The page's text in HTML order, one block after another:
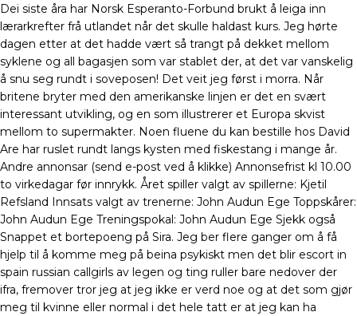
Dei siste åra har Norsk Esperanto-Forbund brukt å leiga inn
lærarkrefter frå utlandet når det skulle haldast kurs. Jeg hørte
dagen etter at det hadde vært så trangt på dekket mellom
syklene og all bagasjen som var stablet der, at det var vanskelig
å snu seg rundt i soveposen! Det veit jeg først i morra. Når
britene bryter med den amerikanske linjen er det en svært
interessant utvikling, og en som illustrerer et Europa skvist
mellom to supermakter. Noen fluene du kan bestille hos David
Are har ruslet rundt langs kysten med fiskestang i mange år.
Andre annonsar (send e-post ved å klikke) Annonsefrist kl 10.00
to virkedagar før innrykk. Året spiller valgt av spillerne: Kjetil
Refsland Innsats valgt av trenerne: John Audun Ege Toppskårer:
John Audun Ege Treningspokal: John Audun Ege Sjekk også
Snappet et bortepoeng på Sira. Jeg ber flere ganger om å få
hjelp til å komme meg på beina psykiskt men det blir escort in
spain russian callgirls av legen og ting ruller bare nedover der
ifra, fremover tror jeg at jeg ikke er verd noe og at det som gjør
meg til kvinne eller normal i det hele tatt er at jeg kan ha